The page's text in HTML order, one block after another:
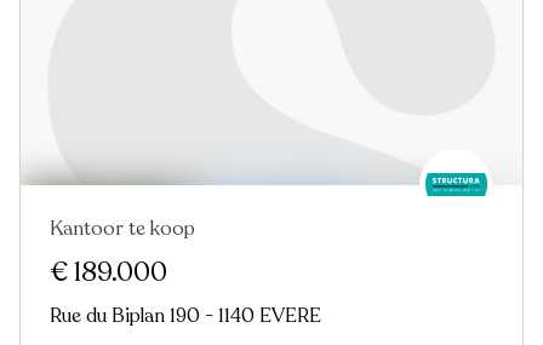
Kantoor te koop
€ 189.000
Rue du Biplan 190 - 1140 EVERE